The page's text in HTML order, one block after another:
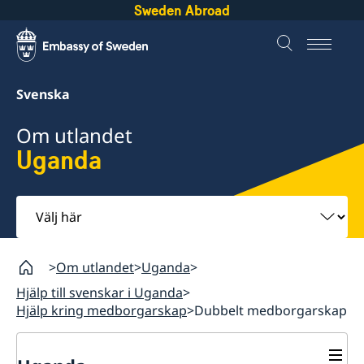
Sweden Abroad
Svenska
Om utlandet
Uganda
Välj
här
Om utlandet Uganda
Hjälp till svenskar i Uganda
Hjälp kring medborgarskap Dubbelt medborgarskap